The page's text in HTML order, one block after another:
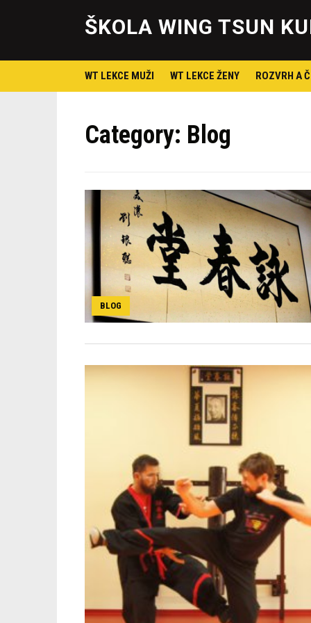
ŠKOLA WING TSUN
WT LEKCE MUŽI WT LEKCE ŽENY ROZVRH A
Category: Blog
BLOG